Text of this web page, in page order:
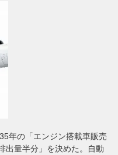
年の「エンジン搭載車販売
出量半分」を決めた。自動